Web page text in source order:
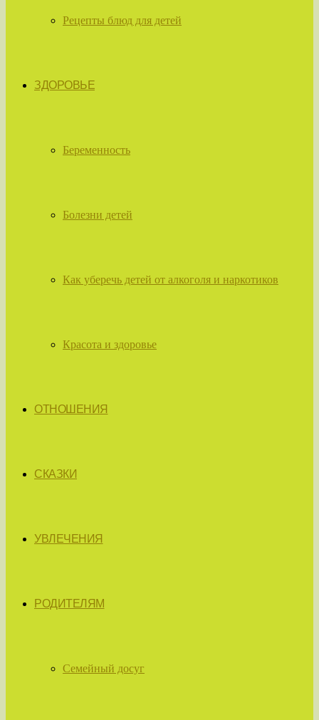
Рецепты блюд для детей
ЗДОРОВЬЕ
Беременность
Болезни детей
Как уберечь детей от алкоголя и наркотиков
Красота и здоровье
ОТНОШЕНИЯ
СКАЗКИ
УВЛЕЧЕНИЯ
РОДИТЕЛЯМ
Семейный досуг